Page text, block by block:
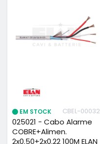
EM STOCK CBEL-00032
025021 - Cabo Alarme
COBRE+Alimen.
2x0.50+2x0.22 100M ELAN